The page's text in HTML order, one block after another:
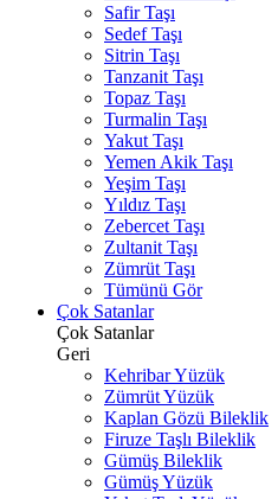
Safir Taşı
Sedef Taşı
Sitrin Taşı
Tanzanit Taşı
Topaz Taşı
Turmalin Taşı
Yakut Taşı
Yemen Akik Taşı
Yeşim Taşı
Yıldız Taşı
Zebercet Taşı
Zultanit Taşı
Zümrüt Taşı
Tümünü Gör
Çok Satanlar
Çok Satanlar
Geri
Kehribar Yüzük
Zümrüt Yüzük
Kaplan Gözü Bileklik
Firuze Taşlı Bileklik
Gümüş Bileklik
Gümüş Yüzük